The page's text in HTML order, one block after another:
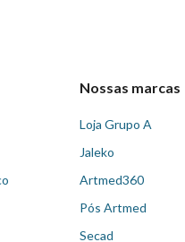
Nossas marcas
Loja Grupo A
Jaleko
Artmed360
Pós Artmed
Secad